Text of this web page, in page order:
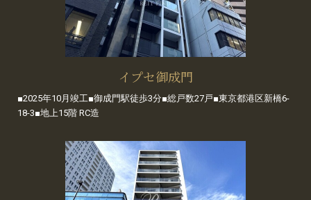
イプセ御成門
■2025年10月竣工■御成門駅徒歩3分■総戸数27戸■東京都港区新橋6-
18-3■地上15階 RC造